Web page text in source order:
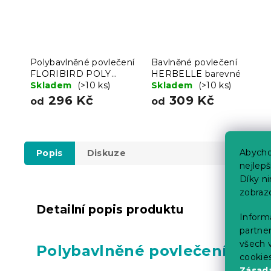
Díky
všech
Polybavlněné povlečení
FLORIBIRD POLY
zelené
Skladem (>10 ks)
od 296 Kč
Bavlněné povlečení
HERBELLE barevné
Skladem
(>10 ks)
od 309 Kč
Popis Diskuze
Detailní popis produktu
Polybavlněné povlečení